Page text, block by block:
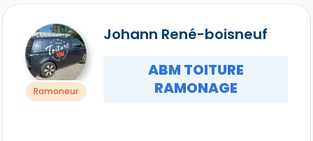
Ramoneur
Johann René-boisneuf
ABM TOITURE
RAMONAGE